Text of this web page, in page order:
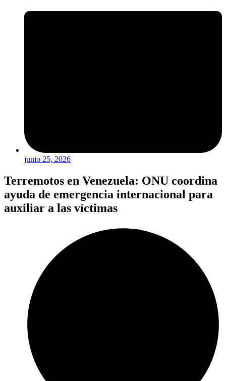
junio 25, 2026
Terremotos en Venezuela: ONU coordina
ayuda de emergencia internacional para
auxiliar a las víctimas